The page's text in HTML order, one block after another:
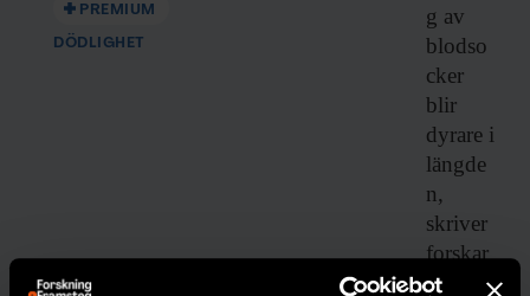
PREMIUM
DÖDLIGHET
g av
blodso
cker
blir
dyrare i
längde
n,
skriver
forskar
en